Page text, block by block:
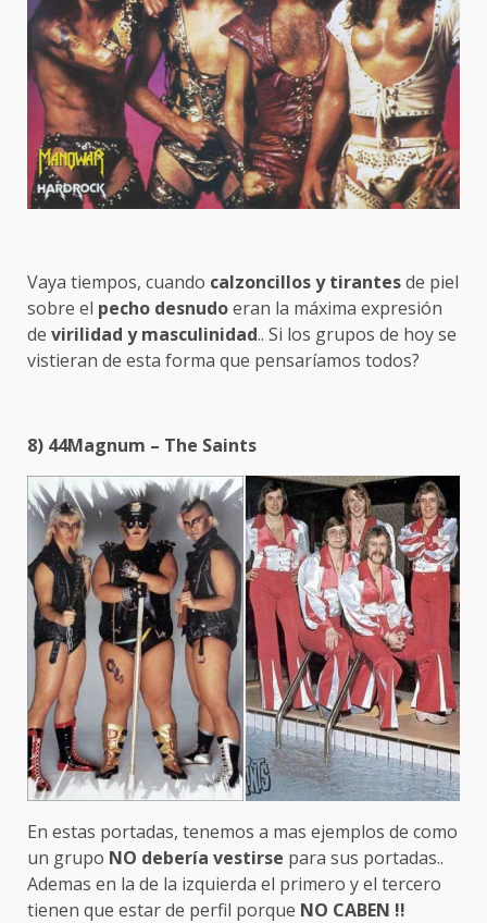
Vaya tiempos, cuando calzoncillos y tirantesde piel
sobre el pecho desnudoeran la máxima expresión
de virilidad y masculinidad.. Si los grupos de hoy se
vistieran de esta forma que pensaríamos todos?
8) 44Magnum – The Saints
En estas portadas, tenemos a mas ejemplos de como
un grupo NO debería vestirse para sus portadas..
Ademas en la de la izquierda el primero y el tercero
tienen que estar de perfil porque NO CABEN !!